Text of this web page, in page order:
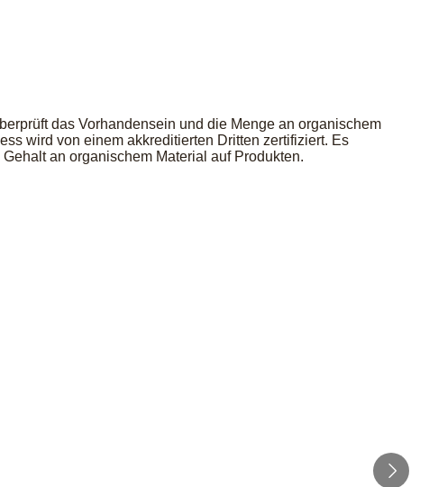
das Vorhandensein und die Menge an organischem
wird von einem akkreditierten Dritten zertifiziert. Es
an organischem Material auf Produkten.